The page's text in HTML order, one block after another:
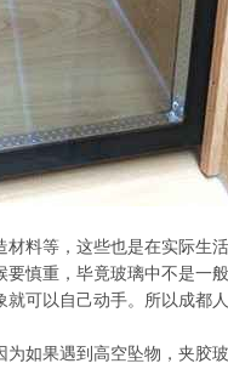
料等，这些也是在实际生
慎重，毕竟玻璃中不是一
可以自己动手。所以成都
如果遇到高空坠物，夹胶